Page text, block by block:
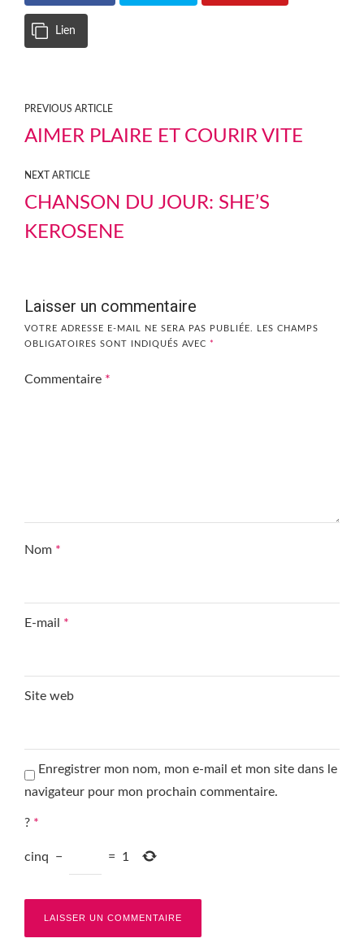
Lien
PREVIOUS ARTICLE
AIMER PLAIRE ET COURIR VITE
NEXT ARTICLE
CHANSON DU JOUR: SHE’S
KEROSENE
Laisser un commentaire
VOTRE ADRESSE E-MAIL NE SERA PAS PUBLIÉE.
LES CHAMPS
OBLIGATOIRES SONT INDIQUÉS AVEC *
Commentaire *
Nom *
E-mail *
Site web
Enregistrer mon nom, mon e-mail et mon site dans le
navigateur pour mon prochain commentaire.
? *
cinq − = 1